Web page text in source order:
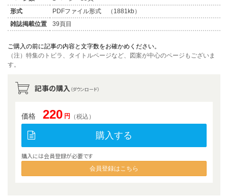
形式
PDFファイル形式 （1881kb）
雑誌掲載位置
39頁目
ご購入の前に記事の内容と文字数をお確かめください。
（注）特集のトビラ、タイトルページなど、図案が中心のページもございま
す。
記事の購入 （ダウンロード）
価格 220 円 （税込）
購入する
購入には会員登録が必要です
会員登録はこちら